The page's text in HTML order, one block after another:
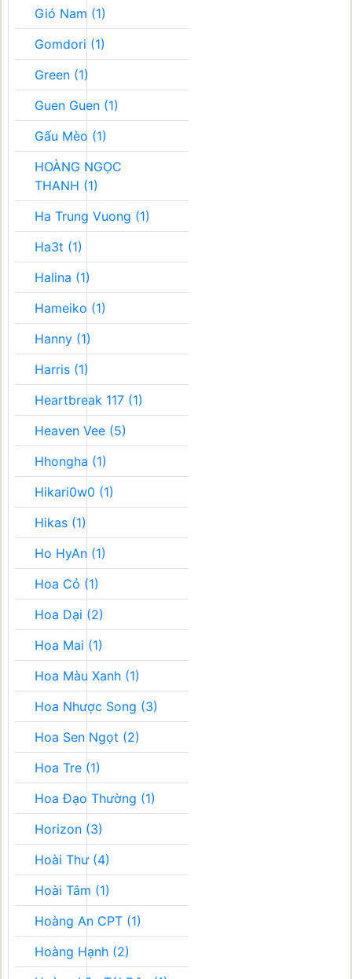
Gió Nam (1)
Gomdori (1)
Green (1)
Guen Guen (1)
Gấu Mèo (1)
HOÀNG NGỌC
THANH (1)
Ha Trung Vuong (1)
Ha3t (1)
Halina (1)
Hameiko (1)
Hanny (1)
Harris (1)
Heartbreak 117 (1)
Heaven Vee (5)
Hhongha (1)
Hikari0w0 (1)
Hikas (1)
Ho HyAn (1)
Hoa Cỏ (1)
Hoa Dại (2)
Hoa Mai (1)
Hoa Màu Xanh (1)
Hoa Nhược Song (3)
Hoa Sen Ngọt (2)
Hoa Tre (1)
Hoa Đạo Thường (1)
Horizon (3)
Hoài Thư (4)
Hoài Tâm (1)
Hoàng An CPT (1)
Hoàng Hạnh (2)